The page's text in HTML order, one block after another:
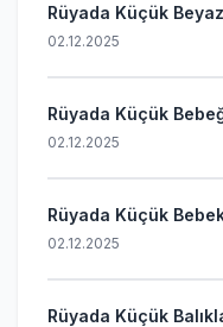
Rüyada Küçük
02.12.2025
Rüyada Küçük
02.12.2025
Rüyada Küçük
02.12.2025
Rüyada Küçük